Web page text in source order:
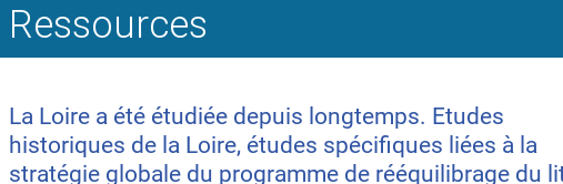
Ressources
La Loire a été étudiée depuis longtemps. Etudes
historiques de la Loire, études spécifiques liées à la
stratégie globale du programme de rééquilibrage du